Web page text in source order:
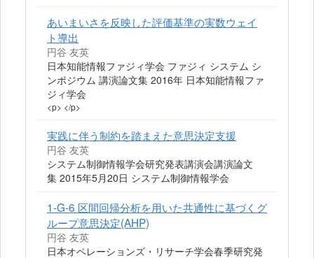
あいまいさを反映した評価基準の実数ウェイ
ト導出
円谷 友英
日本知能情報ファジィ学会 ファジィ システム シ
ンポジウム 講演論文集 2016年 日本知能情報ファ
ジィ学会
<p> </p>
実践に伴う制約を踏まえた意思決定支援
円谷 友英
システム制御情報学会研究発表講演会講演論文
集 2015年5月20日 システム制御情報学会
1-G-6 区間回帰分析を用いた共通性に基づくグ
ループ意思決定(AHP)
円谷 友英
日本オペレーションズ・リサーチ学会春季研究発